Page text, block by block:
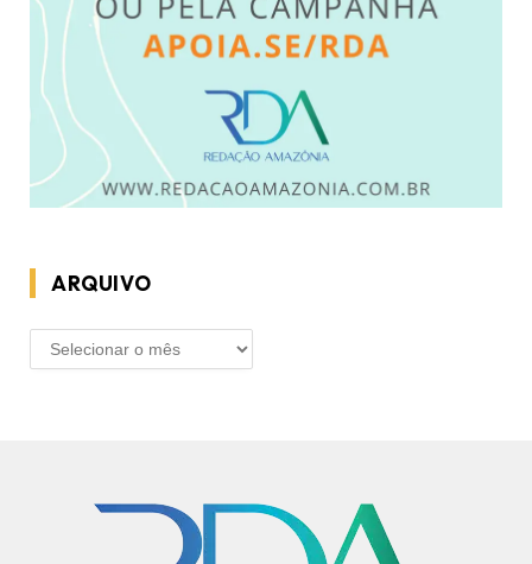
ARQUIVO
ARQUIVO